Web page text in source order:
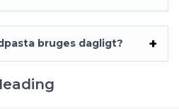
bruges dagligt?